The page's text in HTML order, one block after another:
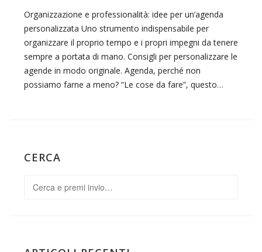
Organizzazione e professionalità: idee per un’agenda
personalizzata Uno strumento indispensabile per
organizzare il proprio tempo e i propri impegni da tenere
sempre a portata di mano. Consigli per personalizzare le
agende in modo originale. Agenda, perché non
possiamo farne a meno? “Le cose da fare”, questo…
CERCA